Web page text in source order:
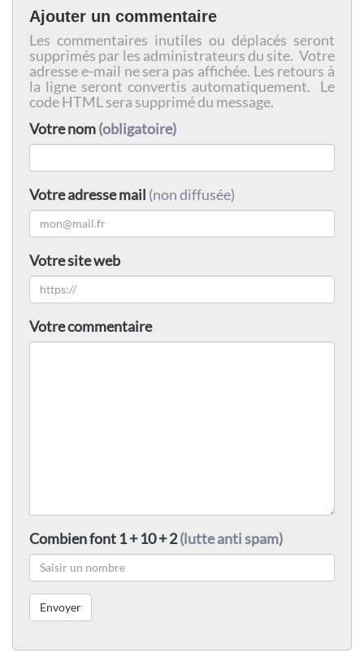
Ajouter un commentaire
Les commentaires inutiles ou déplacés seront
supprimés par les administrateurs du site. Votre
adresse e-mail ne sera pas affichée. Les retours à
la ligne seront convertis automatiquement. Le
code HTML sera supprimé du message.
Votre nom(obligatoire)
Votre adresse mail (non diffusée)
Votre site web
Votre commentaire
Combien font 1 + 10 + 2(lutte anti spam)